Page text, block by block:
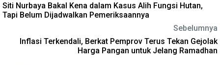
Siti Nurbaya Bakal Kena dalam Kasus Alih Fungsi Hutan,
Tapi Belum Dijadwalkan Pemeriksaannya
Sebelumnya
Inflasi Terkendali, Berkat Pemprov Terus Tekan Gejolak
Harga Pangan untuk Jelang Ramadhan